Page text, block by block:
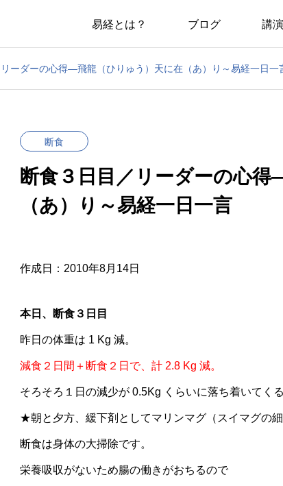
易経とは？ ブログ 講
ーダーの心得―飛龍（ひりゅう）天に在（あ）り～易経一日一
断食
断食３日目／リーダーの心
（あ）り～易経一日一言
作成日：2010年8月14日
本日、断食３日目
昨日の体重は 1 Kg 減。
減食２日間＋断食２日で、計 2.8 Kg 減。
そろそろ１日の減少が 0.5Kg くらいに落ち着いてくる
★朝と夕方、緩下剤としてマリンマグ（スイマグの細
断食は身体の大掃除です。
栄養吸収がないため腸の働きがおちるので